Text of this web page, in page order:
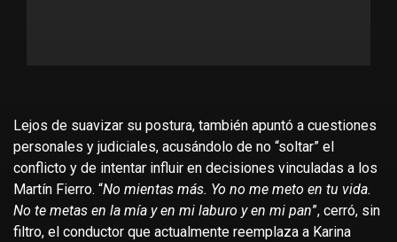
Lejos de suavizar su postura, también apuntó a cuestiones
personales y judiciales, acusándolo de no “soltar” el
conflicto y de intentar influir en decisiones vinculadas a los
Martín Fierro. “No mientas más. Yo no me meto en tu vida.
No te metas en la mía y en mi laburo y en mi pan”, cerró, sin
filtro, el conductor que actualmente reemplaza a Karina